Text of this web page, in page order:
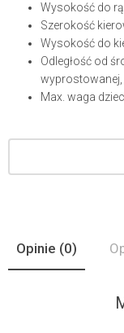
Wysokość do
Szerokość
Wysokość do
Odległość od
wyprostowanej,
Max. waga
Opinie (0)